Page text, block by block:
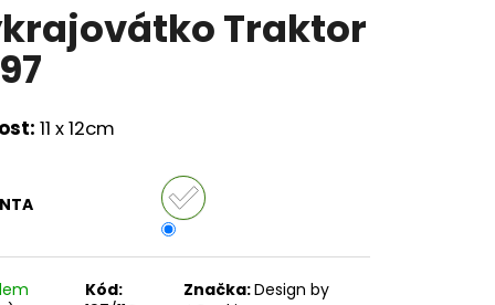
Traktor
11 x 12cm
Kód:
Značka:Design by